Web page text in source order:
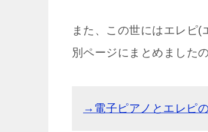
また、この世にはエレピ
別ページにまとめました
→電子ピアノとエレピ